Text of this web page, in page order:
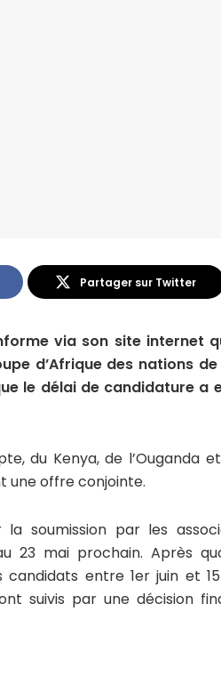
Partager sur Twitter
via son site internet
d’Afrique des nations de
le délai de candidature a
du Kenya, de l’Ouganda
une offre conjointe.
soumission par les
23 mai prochain. Après
candidats entre 1er juin et
suivis par une décision